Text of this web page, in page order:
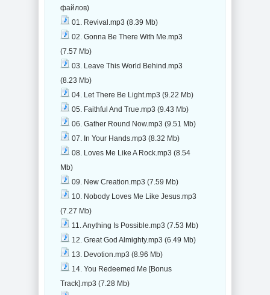
файлов)
01. Revival.mp3 (8.39 Mb)
02. Gonna Be There With Me.mp3
(7.57 Mb)
03. Leave This World Behind.mp3
(8.23 Mb)
04. Let There Be Light.mp3 (9.22 Mb)
05. Faithful And True.mp3 (9.43 Mb)
06. Gather Round Now.mp3 (9.51 Mb)
07. In Your Hands.mp3 (8.32 Mb)
08. Loves Me Like A Rock.mp3 (8.54
Mb)
09. New Creation.mp3 (7.59 Mb)
10. Nobody Loves Me Like Jesus.mp3
(7.27 Mb)
11. Anything Is Possible.mp3 (7.53 Mb)
12. Great God Almighty.mp3 (6.49 Mb)
13. Devotion.mp3 (8.96 Mb)
14. You Redeemed Me [Bonus
Track].mp3 (7.28 Mb)